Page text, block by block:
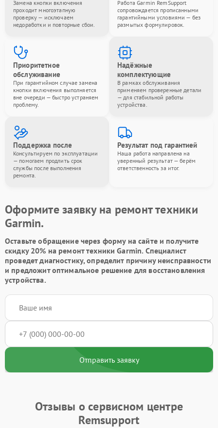
Замена кнопки включения
проходит многоэтапную
проверку — исключаем
недоработки и повторные сбои.
Работа Garmin RemSupport
сопровождается прописанными
гарантийными условиями — без
размытых формулировок.
Приоритетное
обслуживание
При гарантийном случае замена
кнопки включения выполняется
вне очереди — быстро устраняем
проблему.
Надёжные
комплектующие
В рамках обслуживания
применяем проверенные детали
— для стабильной работы
устройства.
Поддержка после
Консультируем по эксплуатации
— помогаем продлить срок
службы после выполнения
ремонта.
Результат под гарантией
Наша работа направлена на
уверенный результат — берём
ответственность за итог.
Оформите заявку на ремонт техники
Garmin.
Оставьте обращение через форму на сайте и получите
скидку 20% на ремонт техники Garmin. Специалист
проведет диагностику, определит причину неисправности
и предложит оптимальное решение для восстановления
устройства.
Отправить заявку
Отзывы о сервисном центре
Remsupport